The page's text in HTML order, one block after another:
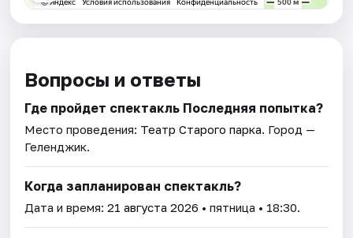
Вопросы и ответы
Где пройдет спектакль Последняя попытка?
Место проведения: Театр Старого паркa. Город —
Геленджик.
Когда запланирован спектакль?
Дата и время:21 августа 2026 • пятница • 18:30.